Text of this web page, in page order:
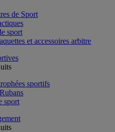
de Sport
sport
et accessoires arbitre
sportifs
sport